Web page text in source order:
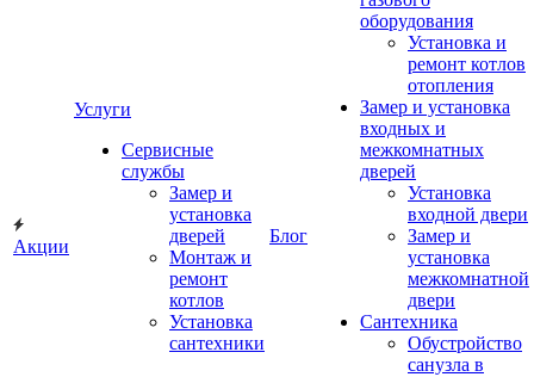
Акции
Услуги
Сервисные
службы
Замер и
установка
дверей
Монтаж и
ремонт
котлов
Установка
сантехники
Блог
оборудования
Установка и
ремонт котлов
отопления
Замер и установка
входных и
межкомнатных
дверей
Установка
входной двери
Замер и
установка
межкомнатной
двери
Сантехника
Обустройство
санузла в